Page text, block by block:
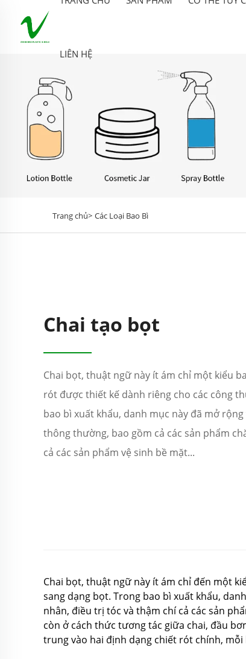
LIÊN HỆ
Trang chủ> Các Loại Bao Bì
Chai tạo bọt
Chai bọt, thuật ngữ này ít ám chỉ một kiểu
rót được thiết kế dành riêng cho các công
bao bì xuất khẩu, danh mục này đã mở
thông thường, bao gồm cả các sản phẩm
cả các sản phẩm vệ sinh bề mặt...
Chai bọt, thuật ngữ này ít ám chỉ đến một
sang dạng bọt. Trong bao bì xuất khẩu,
nhân, điều trị tóc và thậm chí cả các sản
còn ở cách thức tương tác giữa chai, đầu
trung vào hai định dạng chiết rót chính,